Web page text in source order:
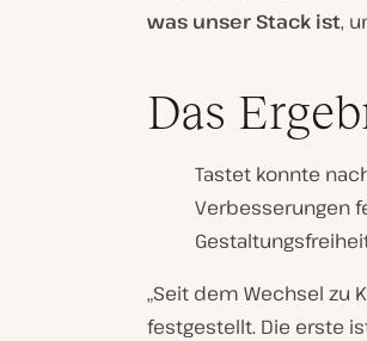
was unser Stack ist,
Das
Tastet konnte
Verbesserungen
„Seit dem Wechsel zu
festgestellt. Die erste